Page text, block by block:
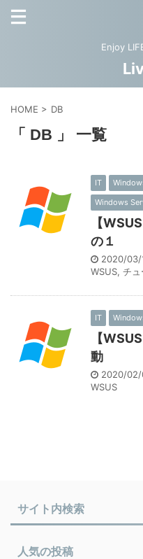
Enjoy
HOME > DB
「 DB 」 一覧
IT
Windows
【
の１
2020/03/
WSUS, チュ
IT
【
動
2020/02/
WSUS
サイト内検索
人気の投稿